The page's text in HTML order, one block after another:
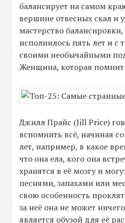
балансирует на самом
вершине отвесных скал и
мастерство
исполнилось пять лет и с
своими необычайными
Женщина, которая помнит
Джилл Прайс (Jill Price)
вспомнить всё, начиная
лет, например, в какое
что она ела, кого она
хранятся в её мозгу и
песнями, запахами или
свою особенность
за неё она не может
является обузой для её